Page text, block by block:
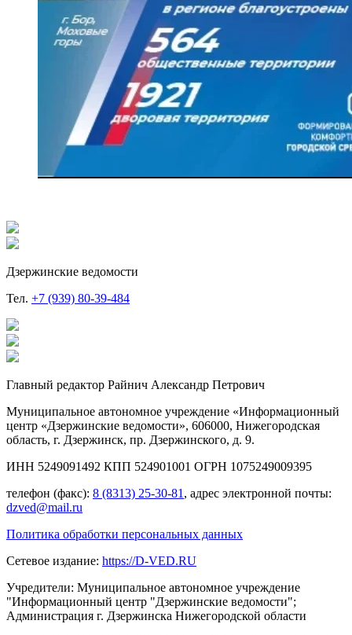
Дзержинские ведомости
Тел. +7 (939) 80-39-484
Главный редактор Райнич Александр Петрович
Муниципальное автономное учреждение «Информационный
центр «Дзержинские ведомости», 606000, Нижегородская
область, г. Дзержинск, пр. Дзержинского, д. 9.
ИНН 5249091492 КПП 524901001 ОГРН 1075249009395
телефон (факс): 8 (8313) 25-30-81 , адрес электронной почты:
dzved@mail.ru
Политика обработки персональных данных
Сетевое издание: https://D-VED.RU
Учредители: Муниципальное автономное учреждение
"Информационный центр "Дзержинские ведомости";
Администрация г. Дзержинска Нижегородской области